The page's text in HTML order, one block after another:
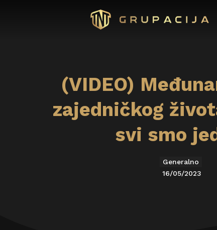
(VIDEO)
zajedničkog
svi smo
Generalno
16/05/2023